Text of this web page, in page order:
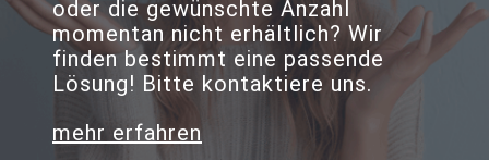
oder die gewünschte Anzahl
momentan nicht erhältlich? Wir
finden bestimmt eine passende
Lösung! Bitte kontaktiere uns.
mehr erfahren